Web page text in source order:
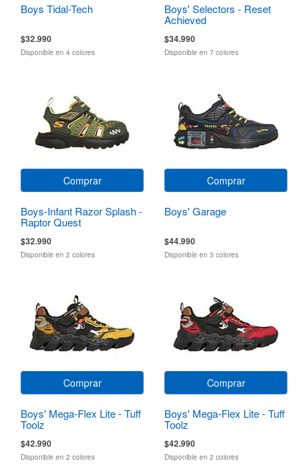
Boys Tidal-Tech
$32.990
Disponible en 4 colores
Boys' Selectors - Reset
Achieved
$34.990
Disponible en 7 colores
Comprar
Boys-Infant Razor Splash -
Raptor Quest
$32.990
Disponible en 2 colores
Comprar
Boys' Garage
$44.990
Disponible en 3 colores
Comprar
Boys' Mega-Flex Lite - Tuff
Toolz
$42.990
Disponible en 2 colores
Comprar
Boys' Mega-Flex Lite - Tuff
Toolz
$42.990
Disponible en 2 colores